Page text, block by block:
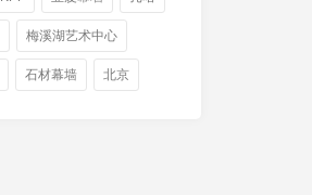
梅溪湖艺术中心
石材幕墙 北京